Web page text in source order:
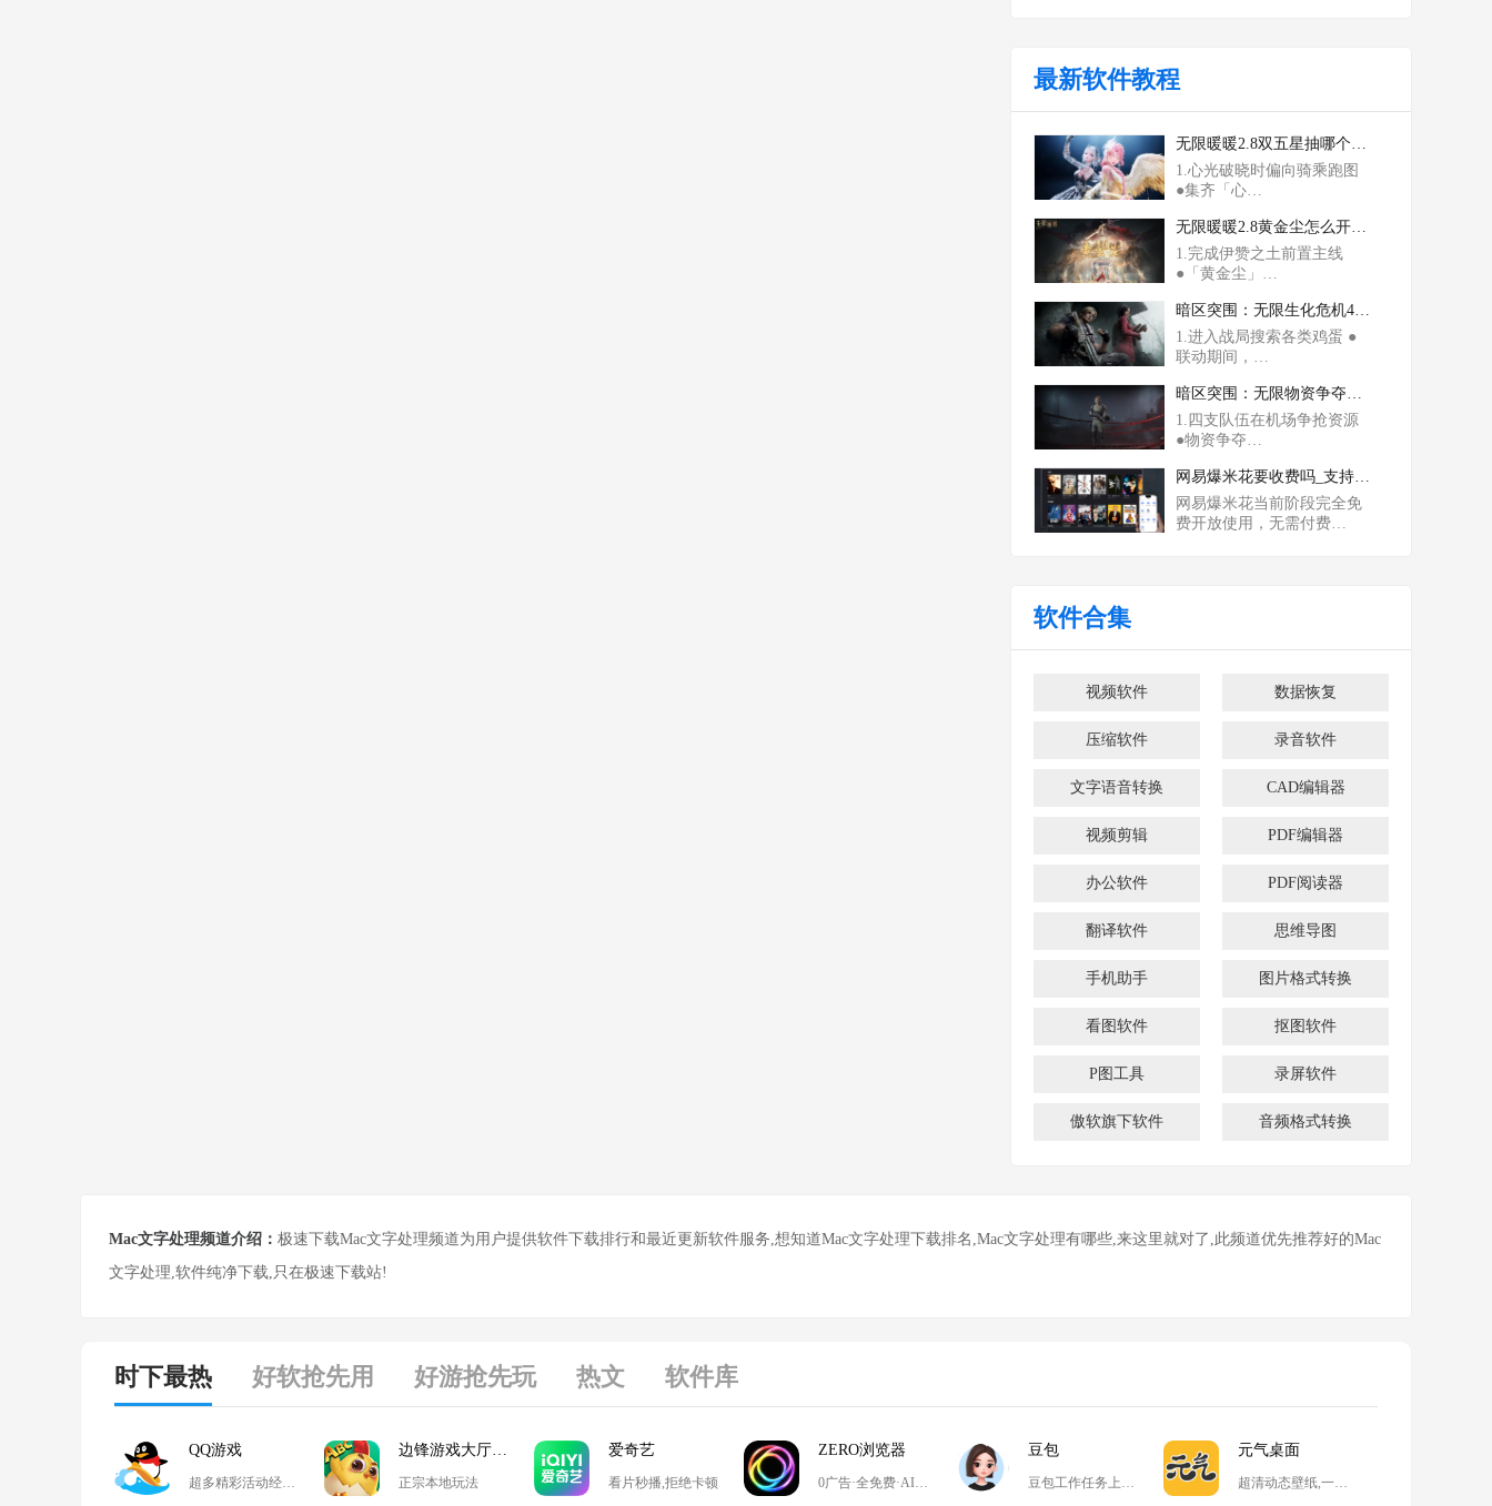
最新软件教程
无限暖暖2.8双五星抽哪个_心光破晓时和白夜长旋舞怎么选
1.心光破晓时偏向骑乘跑图
●集齐「心…
无限暖暖2.8黄金尘怎么开启_咏赞黄昏怎么获得
1.完成伊赞之土前置主线
●「黄金尘」…
暗区突围：无限生化危机4联动怎么玩_奖励有哪些
1.进入战局搜索各类鸡蛋 ●
联动期间，…
暗区突围：无限物资争夺战怎么玩_怎么存收益
1.四支队伍在机场争抢资源
●物资争夺…
网易爆米花要收费吗_支持nas使用吗
网易爆米花当前阶段完全免
费开放使用，无需付费…
软件合集
视频软件 数据恢复
压缩软件 录音软件
文字语音转换 CAD编辑器
视频剪辑 PDF编辑器
办公软件 PDF阅读器
翻译软件 思维导图
手机助手 图片格式转换
看图软件 抠图软件
P图工具 录屏软件
傲软旗下软件 音频格式转换
Mac文字处理频道介绍： 极速下载Mac文字处理频道为用户提供软件下载排行和最近更新软件服务,想知道Mac文字处理下载排名,Mac文字处理有哪些,来这里就对了,此频道优先推荐好的Mac
文字处理,软件纯净下载,只在极速下载站!
时下最热 好软抢先用 好游抢先玩 热文 软件库
QQ游戏
超多精彩活动经典玩法尽在QQ游戏
边锋游戏大厅掼蛋
正宗本地玩法
爱奇艺
看片秒播,拒绝卡顿
ZERO浏览器
0广告·全免费·AI搜索·极简设计
豆包
豆包工作任务上线,开启自动化高效办公
元气桌面
超清动态壁纸,一键整理桌面